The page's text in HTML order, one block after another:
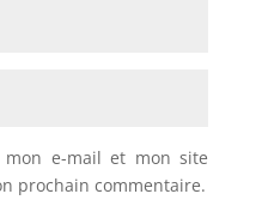
e-mail et mon site
prochain commentaire.